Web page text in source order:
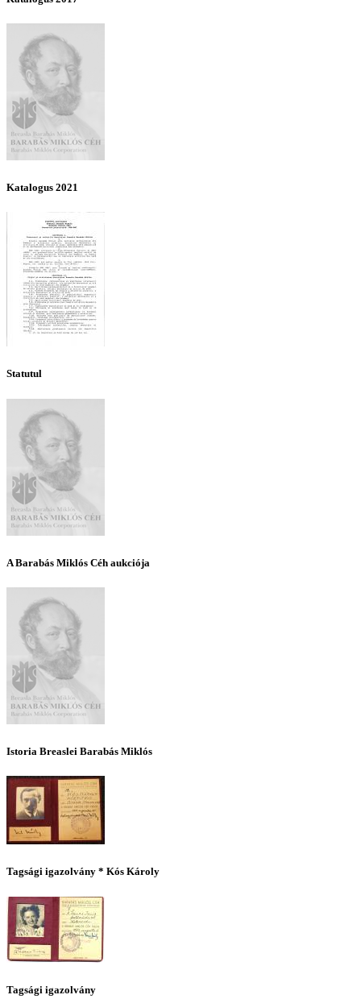
Katalogus 2021
Statutul
A Barabás Miklós Céh aukciója
Istoria Breaslei Barabás Miklós
Tagsági igazolvány * Kós Károly
Tagsági igazolvány